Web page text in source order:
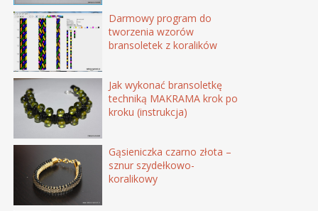
Darmowy program do
tworzenia wzorów
bransoletek z koralików
Jak wykonać bransoletkę
techniką MAKRAMA krok po
kroku (instrukcja)
Gąsieniczka czarno złota –
sznur szydełkowo-
koralikowy